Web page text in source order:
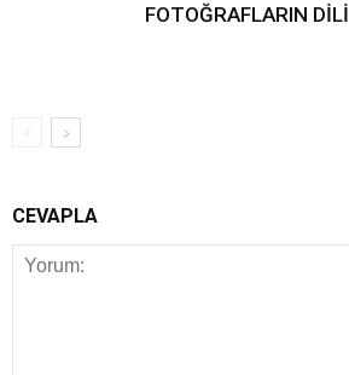
FOTOĞRAFLARIN DİLİ
CEVAPLA